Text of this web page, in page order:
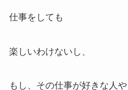
仕事をしても
楽しいわけないし、
もし、その仕事が好きな人や